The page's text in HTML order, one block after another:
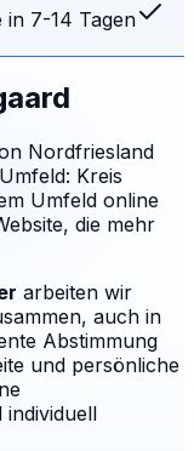
in 7-14 Tagen
Nordfriesland
Kreis
Umfeld online
die mehr
arbeiten wir
auch in
Abstimmung
und persönliche
individuell